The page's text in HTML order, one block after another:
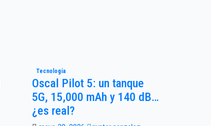
Tecnología
Oscal Pilot 5: un tanque
5G, 15,000 mAh y 140 dB…
¿es real?